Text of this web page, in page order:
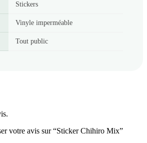
Stickers
Vinyle imperméable
Tout public
votre avis sur “Sticker Chihiro Mix”